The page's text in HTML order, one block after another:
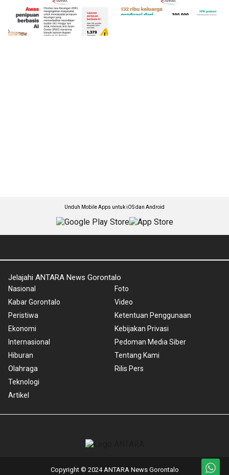
Unduh Mobile Apps untuk iOS dan Android
Jelajahi ANTARA News Gorontalo
Nasional
Kabar Gorontalo
Peristiwa
Ekonomi
Internasional
Hiburan
Olahraga
Teknologi
Artikel
Foto
Video
Ketentuan Penggunaan
Kebijakan Privasi
Pedoman Media Siber
Tentang Kami
Rilis Pers
Copyright © 2024 ANTARA News Gorontalo